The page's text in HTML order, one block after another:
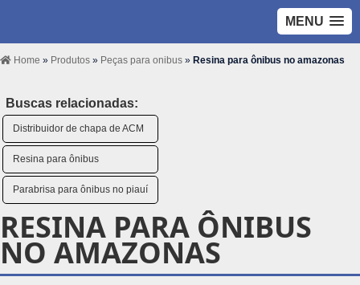
MENU
Home » Produtos » Peças para onibus » Resina para ônibus no amazonas
Buscas relacionadas:
Distribuidor de chapa de ACM
Resina para ônibus
Parabrisa para ônibus no piauí
RESINA PARA ÔNIBUS
NO AMAZONAS